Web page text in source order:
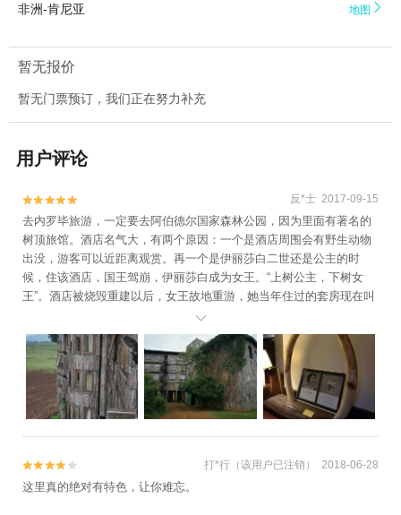
非洲-肯尼亚 地图 
暂无报价
暂无门票预订，我们正在努力补充
用户评论

 反*士 2017-09-15
去内罗毕旅游，一定要去阿伯德尔国家森林公园，因为里面有著名的
树顶旅馆。酒店名气大，有两个原因：一个是酒店周围会有野生动物
出没，游客可以近距离观赏。再一个是伊丽莎白二世还是公主的时
候，住该酒店，国王驾崩，伊丽莎白成为女王。“上树公主，下树女
王”。酒店被烧毁重建以后，女王故地重游，她当年住过的套房现在叫
女王套房，可以参观，如果愿意出更高的房费也可以入住。酒店硬件
设施比较简单，但是在房间就能看到野生动物，也是值得来体验的。


 打*行（该用户已注销） 2018-06-28
这里真的绝对有特色，让你难忘。